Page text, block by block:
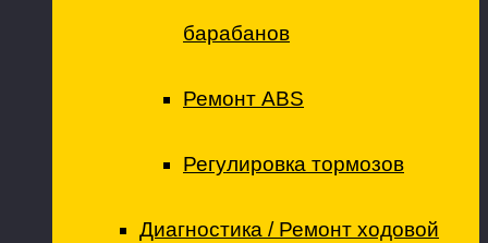
барабанов
Ремонт ABS
Регулировка тормозов
Диагностика / Ремонт ходовой